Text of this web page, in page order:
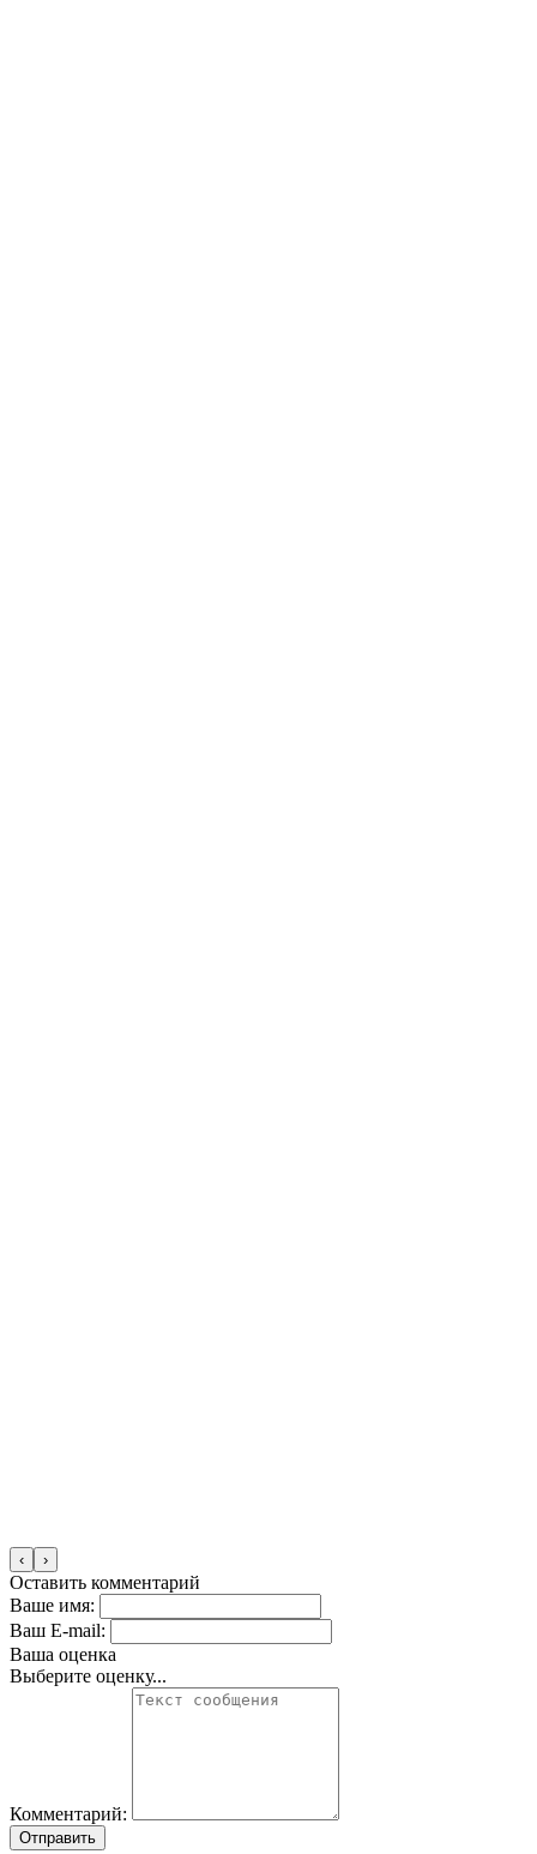
‹ ›
Оставить комментарий
Ваше имя:
Ваш E-mail:
Ваша оценка
Выберите оценку...
Комментарий:
Отправить